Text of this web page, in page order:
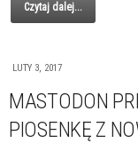
Czytaj dalej...
LUTY 3, 2017
MASTODON
PIOSENKĘ Z